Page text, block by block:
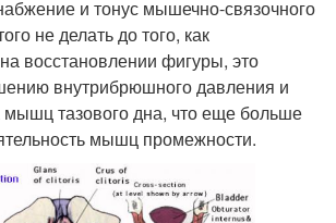
и тонус мышечно-связочного
не делать до того, как
восстановлении фигуры, это
внутрибрюшного давления и
тазового дна, что еще больше
мышц промежности.